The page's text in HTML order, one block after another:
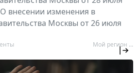
внесении изменения в
Москвы от 26 июля
Мой регион ...